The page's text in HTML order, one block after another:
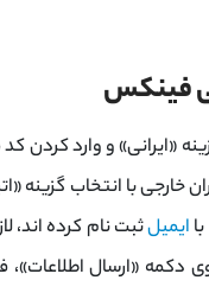
فینکس
«ایرانی» و وارد کردن
خارجی با انتخاب گزینه
ایمیلثبت ‌نام کرده ‌اند،
دکمه «ارسال